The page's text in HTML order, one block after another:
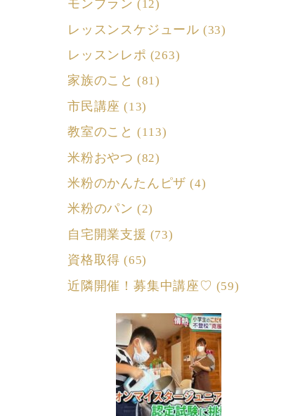
モンブラン (12)
レッスンスケジュール (33)
レッスンレポ (263)
家族のこと (81)
市民講座 (13)
教室のこと (113)
米粉おやつ (82)
米粉のかんたんピザ (4)
米粉のパン (2)
自宅開業支援 (73)
資格取得 (65)
近隣開催！募集中講座♡ (59)